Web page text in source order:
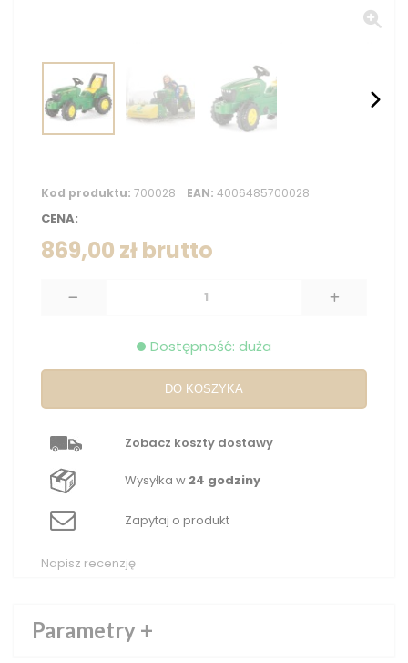
Kod produktu: 700028 EAN: 4006485700028
CENA:
869,00 złbrutto
Dostępność: duża
DO KOSZYKA
Zobacz koszty dostawy
Wysyłka w 24 godziny
Zapytaj o produkt
Napisz recenzję
Parametry +